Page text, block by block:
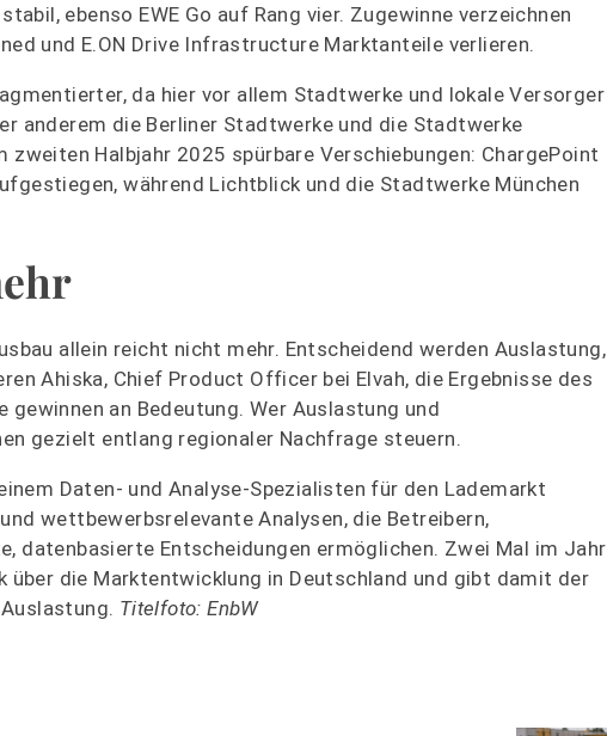
ebenso EWE Go auf Rang vier. Zugewinne verzeichnen
und E.ON Drive Infrastructure Marktanteile verlieren.
da hier vor allem Stadtwerke und lokale Versorger
anderem die Berliner Stadtwerke und die Stadtwerke
Halbjahr 2025 spürbare Verschiebungen: ChargePoint
während Lichtblick und die Stadtwerke München
allein reicht nicht mehr. Entscheidend werden Auslastung,
Ahiska, Chief Product Officer bei Elvah, die Ergebnisse des
an Bedeutung. Wer Auslastung und
gezielt entlang regionaler Nachfrage steuern.
Daten- und Analyse-Spezialisten für den Lademarkt
wettbewerbsrelevante Analysen, die Betreibern,
datenbasierte Entscheidungen ermöglichen. Zwei Mal im Jahr
die Marktentwicklung in Deutschland und gibt damit der
Titelfoto: EnbW